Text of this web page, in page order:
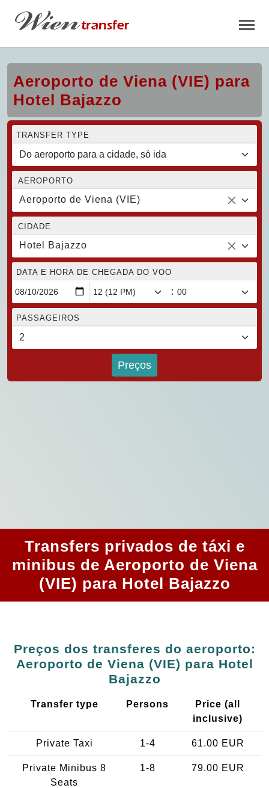
Aeroporto de Viena (VIE) para
Hotel Bajazzo
TRANSFER TYPE
AEROPORTO
Aeroporto de Viena (VIE)
CIDADE
Hotel Bajazzo
DATA E HORA DE CHEGADA DO VOO
:
PASSAGEIROS
Preços
Transfers privados de táxi e
minibus de Aeroporto de Viena
(VIE) para Hotel Bajazzo
Preços dos transferes do aeroporto:
Aeroporto de Viena (VIE) para Hotel
Bajazzo
Transfer type Persons
Price (all
inclusive)
Private Taxi 1-4 61.00 EUR
Private Minibus 8
Seats
1-8 79.00 EUR